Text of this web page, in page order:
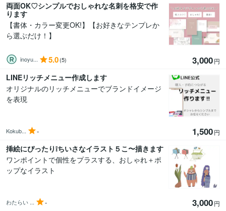
両面OK♡シンプルでおしゃれな名刺を格安で作
ります
【書体・カラー変更OK!】【お好きなテンプレか
ら選ぶだけ！】
inoyu... 5.0(5) 3,000円
LINEリッチメニュー作成します
オリジナルのリッチメニューでブランドイメージ
を表現
Kokub... - 1,500円
挿絵にぴったり❕ちいさなイラスト５こ〜描きます
ワンポイントで個性をプラスする、おしゃれ＋ポ
ップなイラスト
わたらい ... - 3,000円